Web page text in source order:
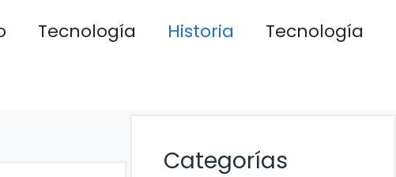
Tecnología Historia
Tecnología
Categorías